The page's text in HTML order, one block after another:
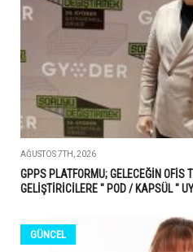
AĞUSTOS 7TH, 2026
GPPS PLATFORMU; GELECEĞİN OFİS
GELİŞTİRİCİLERE " POD / KAPSÜL "
GÜNCEL